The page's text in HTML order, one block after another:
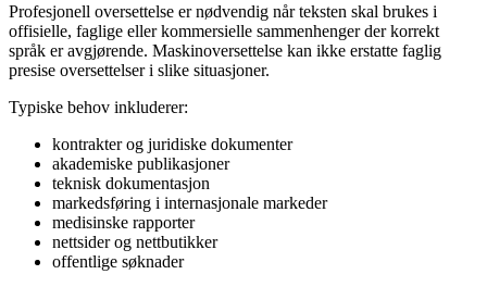
Profesjonell oversettelse er nødvendig når teksten skal brukes i
offisielle, faglige eller kommersielle sammenhenger der korrekt
språk er avgjørende. Maskinoversettelse kan ikke erstatte faglig
presise oversettelser i slike situasjoner.
Typiske behov inkluderer:
kontrakter og juridiske dokumenter
akademiske publikasjoner
teknisk dokumentasjon
markedsføring i internasjonale markeder
medisinske rapporter
nettsider og nettbutikker
offentlige søknader